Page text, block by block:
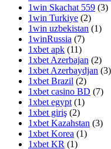
1win Skachat 559 (3)
1win Turkiye (2)
1win uzbekistan (1)
1winRussia (7)
1xbet apk (11)
1xbet Azerbajan (2)
1xbet Azerbaydjan (3)
1xbet Brazil (2)
1xbet casino BD (7)
1xbet egypt (1)
1xbet giriş (2)
1xbet Kazahstan (3)
1xbet Korea (1)
1xbet KR (1)